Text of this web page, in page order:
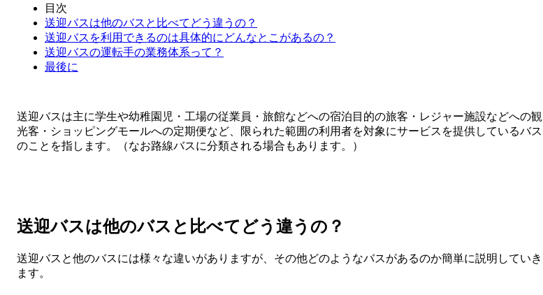
目次
送迎バスは他のバスと比べてどう違うの？
送迎バスを利用できるのは具体的にどんなとこがあるの？
送迎バスの運転手の業務体系って？
最後に
送迎バスは主に学生や幼稚園児・工場の従業員・旅館などへの宿泊目的の旅客・レジャー施設などへの観
光客・ショッピングモールへの定期便など、限られた範囲の利用者を対象にサービスを提供しているバス
のことを指します。（なお路線バスに分類される場合もあります。）
送迎バスは他のバスと比べてどう違うの？
送迎バスと他のバスには様々な違いがありますが、その他どのようなバスがあるのか簡単に説明していき
ます。